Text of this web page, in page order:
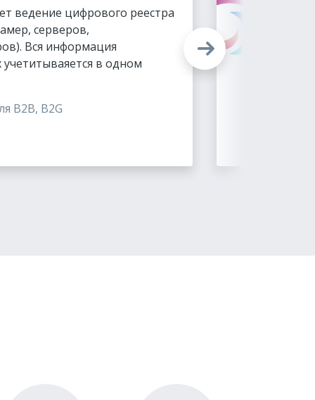
ведение цифрового реестра
серверов,
Вся информация
учетитываяется в одном
B2B, B2G